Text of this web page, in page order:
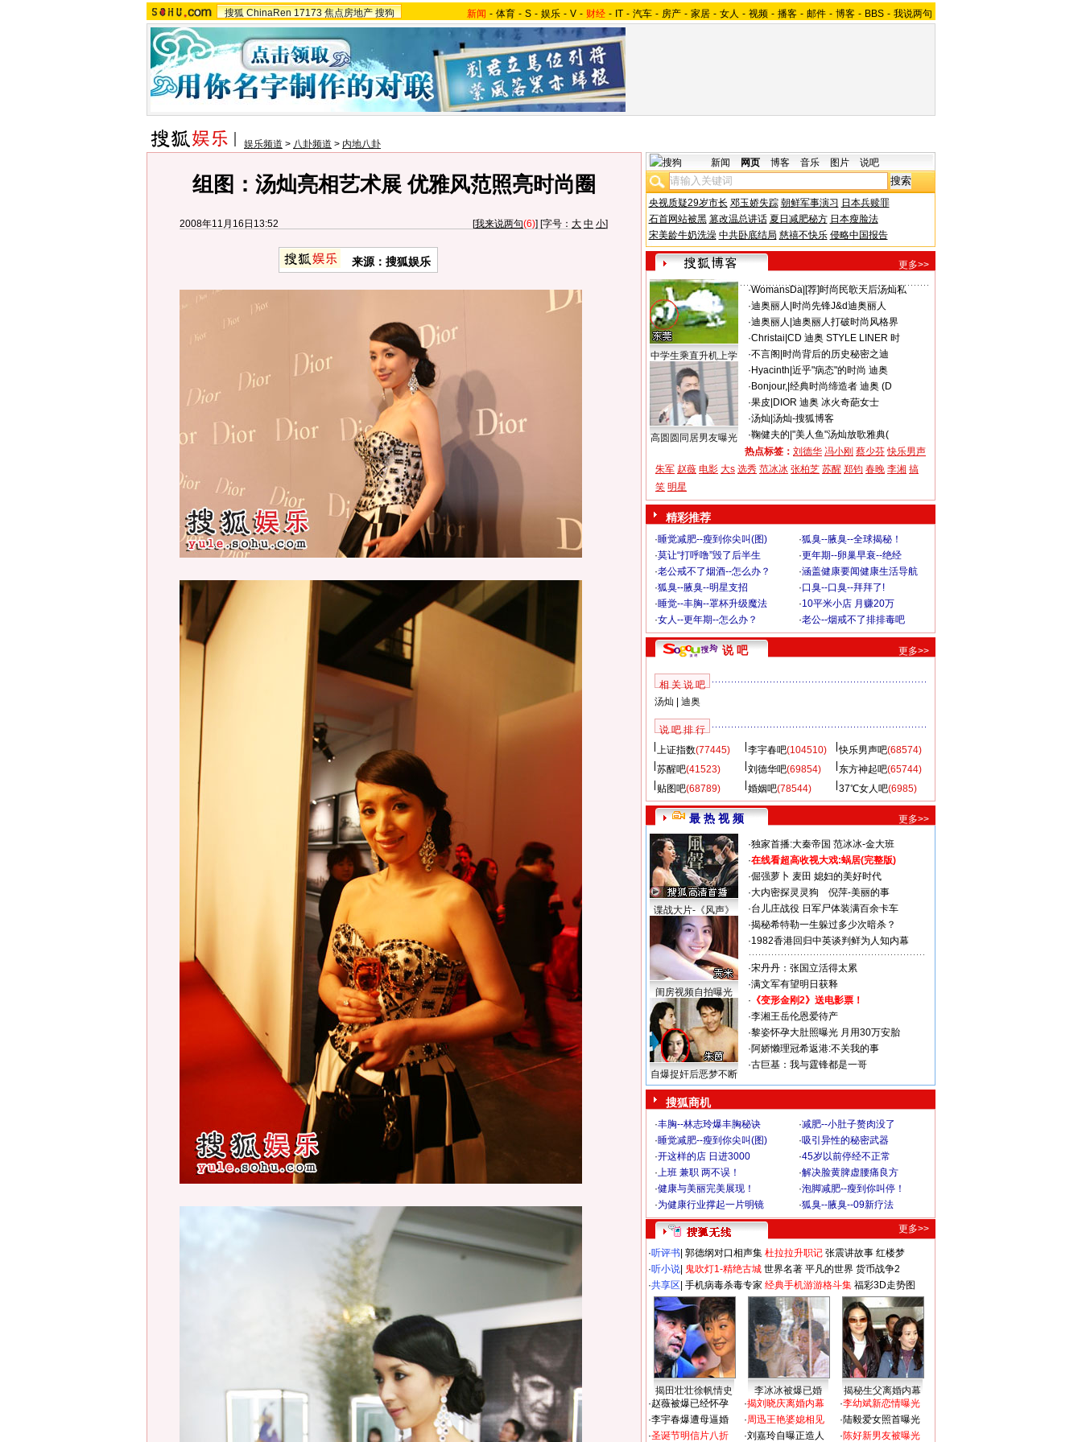
搜狐 ChinaRen 17173 焦点房地产 搜狗 新闻 - 体育 - S - 娱乐 - V - 财经 - IT - 汽车 - 房产 - 家居 - 女人 - 视频 - 播客 - 邮件 - 博客 - BBS - 我说两句
娱乐频道 > 八卦频道 > 内地八卦
组图：汤灿亮相艺术展 优雅风范照亮时尚圈
2008年11月16日13:52 [我来说两句(6)] [字号： 大 中 小]
来源：搜狐娱乐
新闻 网页 博客 音乐 图片 说吧
央视质疑29岁市长 邓玉娇失踪 朝鲜军事演习 日本兵赎罪
石首网站被黑 篡改温总讲话 夏日减肥秘方 日本瘦脸法
宋美龄牛奶洗澡 中共卧底结局 慈禧不快乐 侵略中国报告
更多>>
中学生乘直升机上学
高圆圆同居男友曝光
·WomansDa| [荐]时尚民歌天后汤灿私
·迪奥丽人 时尚先锋J&d迪奥丽人
·迪奥丽人 迪奥丽人打破时尚风格界
·Christai CD 迪奥 STYLE LINER 时
·不言阁 时尚背后的历史秘密之迪
· Hyacinth 近乎"病态"的时尚 迪奥
· Bonjour,| 经典时尚缔造者 迪奥 (D
·果皮 DIOR 迪奥 冰火奇葩女士
·汤灿 汤灿-搜狐博客
·鞠健夫的 "美人鱼"汤灿放歌雅典(
热点标签： 刘德华 冯小刚 蔡少芬 快乐男声
朱军 赵薇 电影 大s 选秀 范冰冰 张柏芝 苏醒 郑钧 春晚 李湘 搞
笑 明星
精彩推荐
·睡觉减肥--瘦到你尖叫(图) ·狐臭--腋臭--全球揭秘！
·莫让“打呼噜”毁了后半生 ·更年期--卵巢早衰--绝经
·老公戒不了烟酒--怎么办？ ·涵盖健康要闻健康生活导航
·狐臭--腋臭--明星支招 ·口臭--口臭--拜拜了!
·睡觉--丰胸--罩杯升级魔法 ·10平米小店 月赚20万
·女人--更年期--怎么办？ ·老公--烟戒不了排排毒吧
说 吧 更多>>
相 关 说 吧
汤灿
迪奥
说 吧 排 行
上证指数(77445) 李宇春吧(104510) 快乐男声吧(68574)
苏醒吧(41523) 刘德华吧(69854) 东方神起吧(65744)
贴图吧(68789) 婚姻吧(78544) 37℃女人吧(6985)
最 热 视 频 更多>>
谍战大片-《风声》
闺房视频自拍曝光
自爆捉奸后恶梦不断
·独家首播:大秦帝国 范冰冰-金大班
·在线看超高收视大戏:蜗居(完整版)
·倔强萝卜 麦田 媳妇的美好时代
·大内密探灵灵狗
倪萍-美丽的事
·台儿庄战役 日军尸体装满百余卡车
·揭秘希特勒一生躲过多少次暗杀？
·1982香港回归中英谈判鲜为人知内幕
·宋丹丹：张国立活得太累
·满文军有望明日获释
· 《变形金刚2》送电影票！
·李湘王岳伦恩爱待产
·黎姿怀孕大肚照曝光 月用30万安胎
·阿娇懒理冠希返港:不关我的事
·古巨基：我与霆锋都是一哥
搜狐商机
·丰胸--林志玲爆丰胸秘诀 ·减肥--小肚子赘肉没了
·睡觉减肥--瘦到你尖叫(图) ·吸引异性的秘密武器
·开这样的店 日进3000 ·45岁以前停经不正常
·上班 兼职 两不误！ ·解决脸黄脾虚腰痛良方
·健康与美丽完美展现！ ·泡脚减肥--瘦到你叫停！
·为健康行业撑起一片明镜 ·狐臭--腋臭--09新疗法
更多>>
·听评书 郭德纲对口相声集 杜拉拉升职记 张震讲故事 红楼梦
·听小说 鬼吹灯1-精绝古城 世界名著 平凡的世界 货币战争2
·共享区 手机病毒杀毒专家 经典手机游游格斗集 福彩3D走势图
揭田壮壮徐帆情史 李冰冰被爆已婚
揭秘生父离婚内幕
·赵薇被爆已经怀孕
·李宇春爆遭母逼婚
·圣诞节明信片八折
·揭刘晓庆离婚内幕
·周迅王艳婆媳相见
·刘嘉玲自曝正造人
·李幼斌新恋情曝光
·陆毅爱女照首曝光
·陈好新男友被曝光